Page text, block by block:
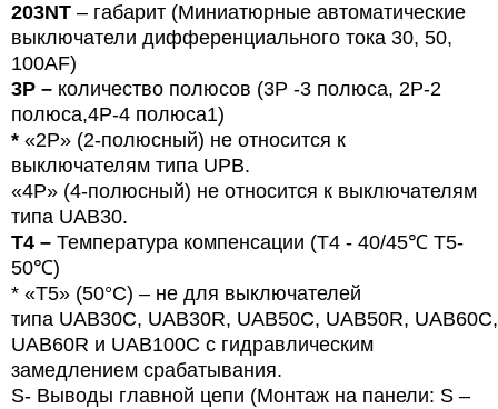
203NT – габарит (Миниатюрные автоматические
выключатели дифференциального тока 30, 50,
100AF)
3P – количество полюсов (3Р -3 полюса, 2P-2
полюса,4Р-4 полюса1)
* «2P» (2-полюсный) не относится к
выключателям типа UPB.
«4P» (4-полюсный) не относится к выключателям
типа UAB30.
T4 – Температура компенсации (T4 - 40/45℃ T5-
50℃)
* «T5» (50°C) – не для выключателей
типа UAB30C, UAB30R, UAB50C, UAB50R, UAB60C,
UAB60R и UAB100C с гидравлическим
замедлением срабатывания.
S- Выводы главной цепи (Монтаж на панели: S –